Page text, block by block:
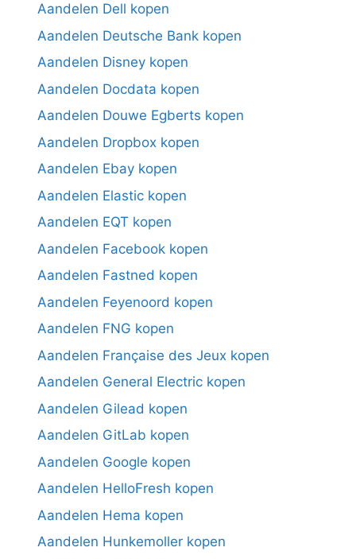
Aandelen Dell kopen
Aandelen Deutsche Bank kopen
Aandelen Disney kopen
Aandelen Docdata kopen
Aandelen Douwe Egberts kopen
Aandelen Dropbox kopen
Aandelen Ebay kopen
Aandelen Elastic kopen
Aandelen EQT kopen
Aandelen Facebook kopen
Aandelen Fastned kopen
Aandelen Feyenoord kopen
Aandelen FNG kopen
Aandelen Française des Jeux kopen
Aandelen General Electric kopen
Aandelen Gilead kopen
Aandelen GitLab kopen
Aandelen Google kopen
Aandelen HelloFresh kopen
Aandelen Hema kopen
Aandelen Hunkemoller kopen